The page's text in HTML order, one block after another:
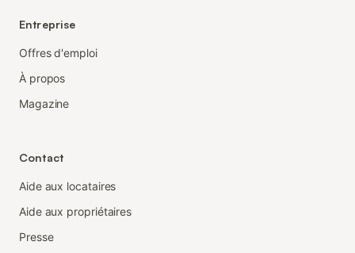
Entreprise
Offres d'emploi
À propos
Magazine
Contact
Aide aux locataires
Aide aux propriétaires
Presse